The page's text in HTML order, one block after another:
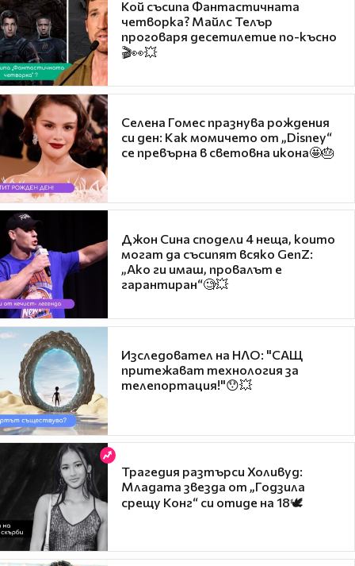
Кой съсипа Фантастичната
четворка? Майлс Телър
проговаря десетилетие по-късно
🎬👀💥
Селена Гомес празнува рождения
си ден: Как момичето от „Disney“
се превърна в световна икона🤩🎂
Джон Сина сподели 4 неща, които
могат да съсипят всяко GenZ:
„Ако ги имаш, провалът е
гарантиран“🧐💥
Изследовател на НЛО: "САЩ
притежават технология за
телепортация!"😯💥
Трагедия разтърси Холивуд:
Младата звезда от „Годзила
срещу Конг“ си отиде на 18🕊️